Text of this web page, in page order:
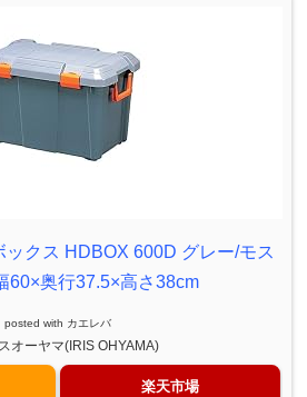
ックス HDBOX 600D グレー/モス
60×奥行37.5×高さ38cm
posted with カエレバ
オーヤマ(IRIS OHYAMA)
楽天市場